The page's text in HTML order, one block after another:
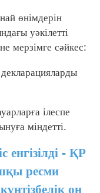
өнімдерін
уәкілетті
мерзімге сәйкес:
ілеспе
міндетті.
- ҚР
ресми
он